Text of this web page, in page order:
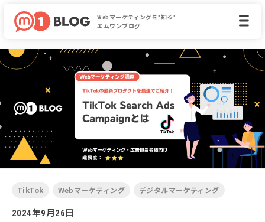
Webマーケティングを"知る"
エムワンブログ
TikTok Webマーケティング デジタルマーケティング
2024年9月26日